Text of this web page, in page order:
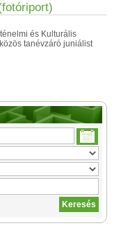
és Kulturális
tanévzáró juniálist